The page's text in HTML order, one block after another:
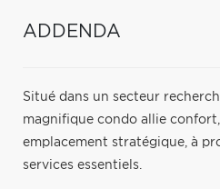
ADDENDA
Situé dans un secteur
magnifique condo allie
emplacement stratégique, à
services essentiels.